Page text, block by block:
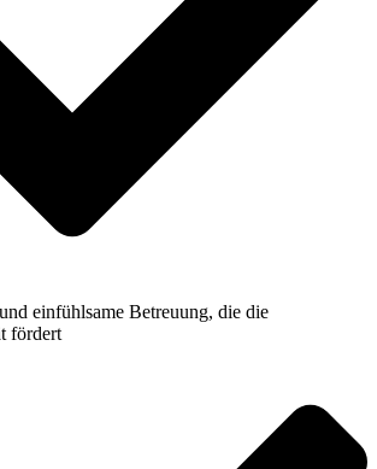
einfühlsame Betreuung, die die
fördert